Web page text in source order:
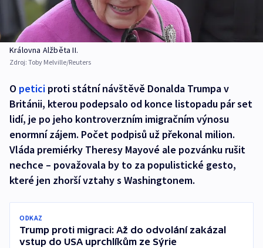
Královna Alžběta II.
Zdroj: Toby Melville/Reuters
O petici proti státní návštěvě Donalda Trumpa v
Británii, kterou podepsalo od konce listopadu pár set
lidí, je po jeho kontroverzním imigračním výnosu
enormní zájem. Počet podpisů už překonal milion.
Vláda premiérky Theresy Mayové ale pozvánku rušit
nechce – považovala by to za populistické gesto,
které jen zhorší vztahy s Washingtonem.
ODKAZ
Trump proti migraci: Až do odvolání zakázal
vstup do USA uprchlíkům ze Sýrie